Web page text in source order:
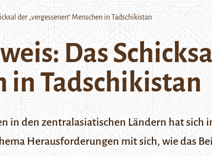
der „vergessenen“ Menschen in Tadschikistan
Das
in Tadschikistan
in den zentralasiatischen Ländern hat
Herausforderungen mit sich, wie das